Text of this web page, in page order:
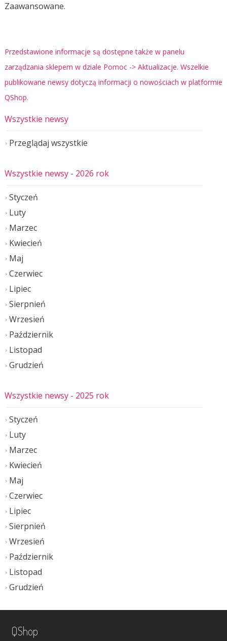
Wszystkie newsy
Przeglądaj wszystkie
Wszystkie newsy - 2026 rok
Styczeń
Luty
Marzec
Kwiecień
Maj
Czerwiec
Lipiec
Sierpnień
Wrzesień
Październik
Listopad
Grudzień
Wszystkie newsy - 2025 rok
Styczeń
Luty
Marzec
Kwiecień
Maj
Czerwiec
Lipiec
Sierpnień
Wrzesień
Październik
Listopad
Grudzień
Zaawansowane.
Przedstawione informacje są dostępne także w panelu
zarządzania sklepem w dziale Pomoc -> Aktualizacje. Wszelkie
publikowane newsy dotyczą informacji o nowościach w platformie
QShop.
QShop